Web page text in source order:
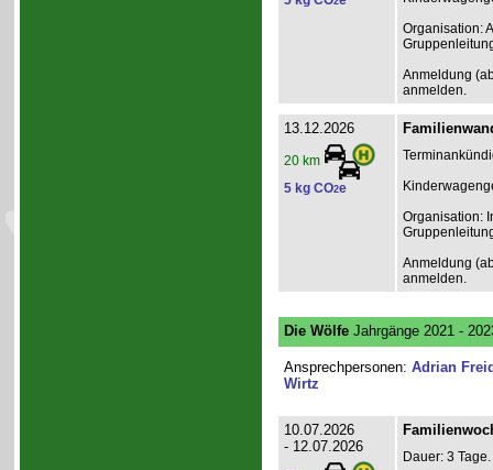
Organisation:
Anmeldung
anmelden.
13.12.2026
20 km
5 kg CO2e
Organisation:
Anmeldung
anmelden.
Die WölfeJahrgänge 2021 -
Ansprechpersonen: Adrian
Wirtz
10.07.2026
- 12.07.2026
Dauer: 3 Tage.